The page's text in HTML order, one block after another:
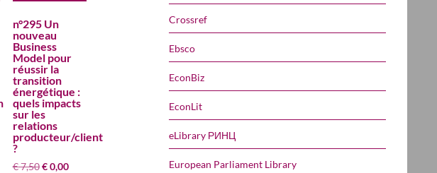
n°295 Un
nouveau
Business
Model pour
réussir la
transition
énergétique :
quels impacts
sur les
relations
producteur/client
?
€7,50 Le
€0,00Le
Crossref
Ebsco
EconBiz
EconLit
eLibrary РИНЦ
European Parliament Library